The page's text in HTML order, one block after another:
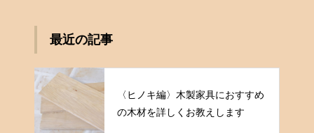
最近の記事
〈ヒノキ編〉木製家具におすすめ
の木材を詳しくお教えします